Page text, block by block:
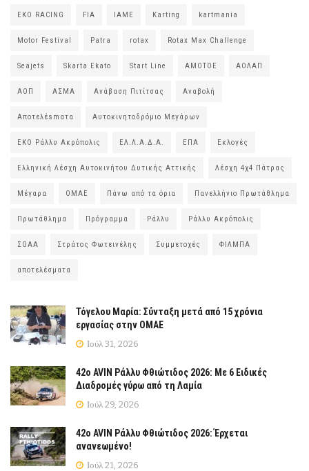
EKO RACING FIA IAME Karting kartmania
Motor Festival Patra rotax Rotax Max Challenge
Seajets Skarta Ekato Start Line ΑΜΟΤΟΕ ΑΟΛΑΠ
ΑΟΠ ΑΣΜΑ Ανάβαση Πιτίτσας Αναβολή
Αποτελέsmατα Αυτοκινητοδρόμιο Μεγάρων
ΕΚΟ Ράλλυ Ακρόπολις ΕΛ.Λ.Α.Δ.Α. ΕΠΑ Εκλογές
Ελληνική Λέσχη Αυτοκινήτου Δυτικής Αττικής Λέσχη 4χ4 Πάτρας
Μέγαρα ΟΜΑΕ Πάνω από τα όρια Πανελλήνιο Πρωτάθλημα
Πρωτάθλημα Πρόγραμμα Ράλλυ Ράλλυ Ακρόπολις
ΣΟΑΑ Στράτος Φωτεινέλης Συμμετοχές ΦΙΛΜΠΑ
αποτελέσματα
Τόγελου Μαρία: Σύνταξη μετά από 15 χρόνια
εργασίας στην ΟΜΑΕ
Ιούλ 31, 2026
42ο AVIN Ράλλυ Φθιώτιδος 2026: Με 6 Ειδικές
Διαδρομές γύρω από τη Λαμία
Ιούλ 29, 2026
42ο AVIN Ράλλυ Φθιώτιδος 2026: Έρχεται
ανανεωμένο!
Ιούλ 21, 2026